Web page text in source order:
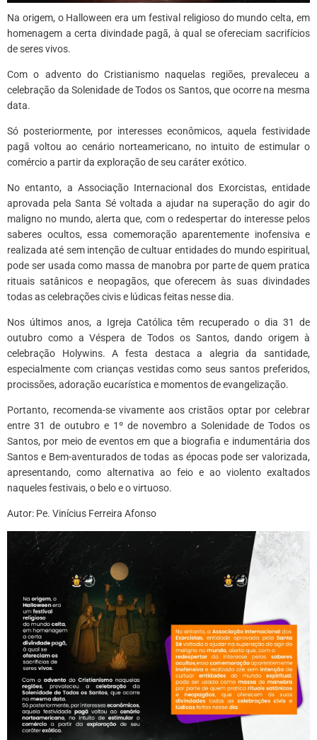
Na origem, o Halloween era um festival religioso do mundo celta, em
homenagem a certa divindade pagã, à qual se ofereciam sacrifícios
de seres vivos.
Com o advento do Cristianismo naquelas regiões, prevaleceu a
celebração da Solenidade de Todos os Santos, que ocorre na mesma
data.
Só posteriormente, por interesses econômicos, aquela festividade
pagā voltou ao cenário norteamericano, no intuito de estimular o
comércio a partir da exploração de seu caráter exótico.
No entanto, a Associação Internacional dos Exorcistas, entidade
aprovada pela Santa Sé voltada a ajudar na superação do agir do
maligno no mundo, alerta que, com o redespertar do interesse pelos
saberes ocultos, essa comemoração aparentemente inofensiva e
realizada até sem intenção de cultuar entidades do mundo espiritual,
pode ser usada como massa de manobra por parte de quem pratica
rituais satânicos e neopagãos, que oferecem às suas divindades
todas as celebrações civis e lúdicas feitas nesse dia.
Nos últimos anos, a Igreja Católica têm recuperado o dia 31 de
outubro como a Véspera de Todos os Santos, dando origem à
celebração Holywins. A festa destaca a alegria da santidade,
especialmente com crianças vestidas como seus santos preferidos,
procissões, adoração eucarística e momentos de evangelização.
Portanto, recomenda-se vivamente aos cristãos optar por celebrar
entre 31 de outubro e 1º de novembro a Solenidade de Todos os
Santos, por meio de eventos em que a biografia e indumentária dos
Santos e Bem-aventurados de todas as épocas pode ser valorizada,
apresentando, como alternativa ao feio e ao violento exaltados
naqueles festivais, o belo e o virtuoso.
Autor: Pe. Vinícius Ferreira Afonso